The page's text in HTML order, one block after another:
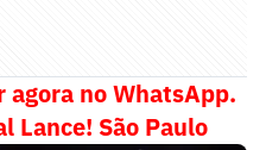
agora no WhatsApp.
Lance! São Paulo